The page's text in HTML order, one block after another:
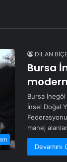
DİLAN
Bursa
Bursa
İnsel Doğal
manej
Devamını